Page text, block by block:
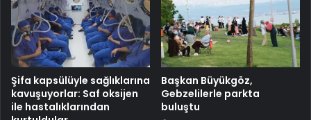
Şifa kapsülüyle sağlıklarına
kavuşuyorlar: Saf oksijen
ile hastalıklarından
Başkan Büyükgöz,
Gebzelilerle parkta
buluştu